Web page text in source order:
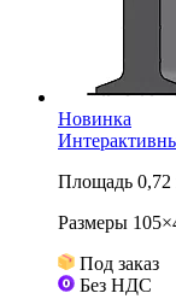
Новинка
Площадь 0,72
Размеры
Под заказ
Без НДС